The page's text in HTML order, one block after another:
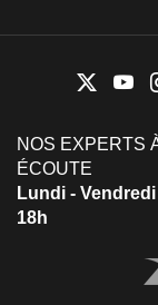
NOS EXPERTS
ÉCOUTE
Lundi -
18h